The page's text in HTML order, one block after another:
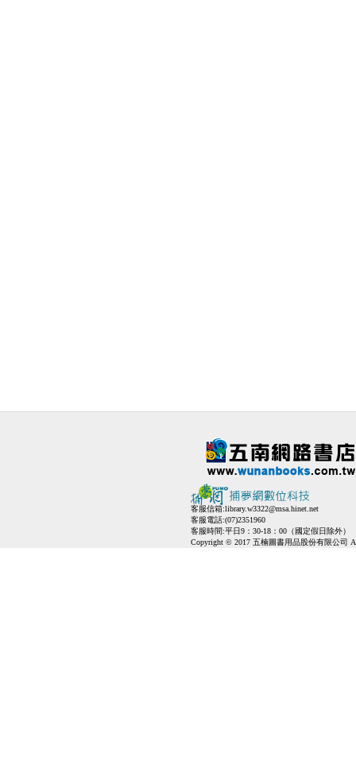
客服信箱:library.w3322@msa.hinet.net
客服電話:(07)2351960
客服時間:平日9：30-18：00（國定假日除外）
Copyright © 2017 五楠圖書用品股份有限公司